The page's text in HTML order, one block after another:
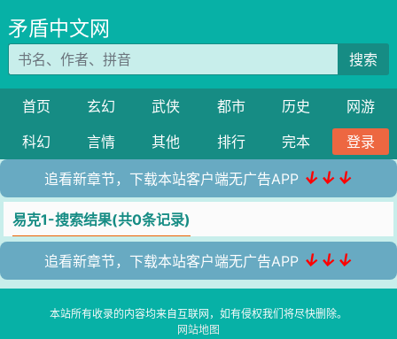
矛盾中文网
搜索
首页 玄幻 武侠 都市 历史
网游
科幻
言情 其他 排行 完本 登录
追看新章节，下载本站客户端无广告APP ↓↓↓
易克1-搜索结果(共0条记录)
追看新章节，下载本站客户端无广告APP ↓↓↓
本站所有收录的内容均来自互联网，如有侵权我们将尽快删除。
网站地图